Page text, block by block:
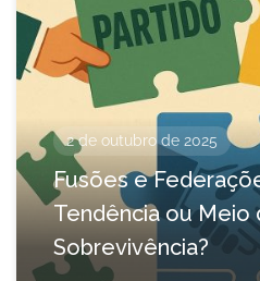
2 de outubro de 2025
Fusões e
Tendência ou Meio
Sobrevivência?